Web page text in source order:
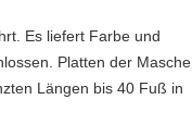
Es liefert Farbe und
Platten der Masche
Längen bis 40 Fuß in